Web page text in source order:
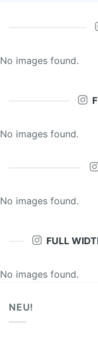
No images found.
No images found.
No images found.
FULL
No images found.
NEU!